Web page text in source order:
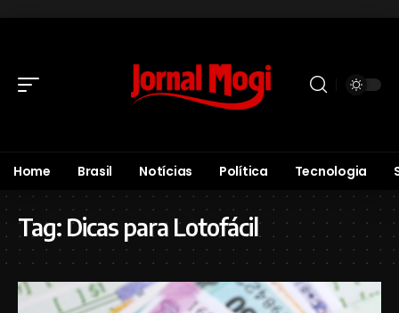
Home Brasil Notícias Política Tecnologia
Tag: Dicas para Lotofácil